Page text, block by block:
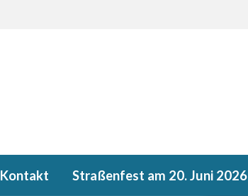
Kontakt Straßenfest am 20. Juni 2026